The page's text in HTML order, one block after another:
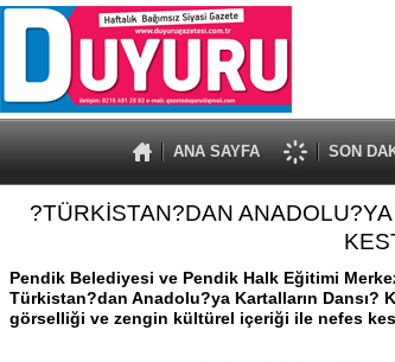
ANA SAYFA SON
?TÜRKİSTAN?DAN
Pendik Belediyesi ve Pendik Halk Eğitimi
Türkistan?dan Anadolu?ya Kartalların
görselliği ve zengin kültürel içeriği ile nefes